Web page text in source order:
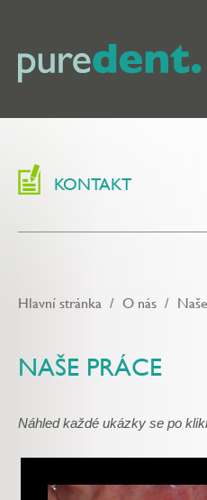
KONTAKT
Hlavní stránka / O nás /
NAŠE PRÁCE
Náhled každé ukázky se po